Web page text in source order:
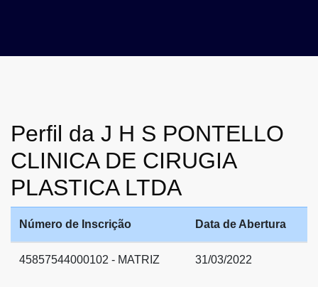
Perfil da J H S PONTELLO
CLINICA DE CIRUGIA
PLASTICA LTDA
Número de Inscrição Data de Abertura
45857544000102 - MATRIZ 31/03/2022